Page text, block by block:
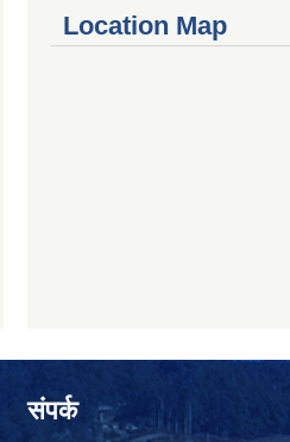
Location Map
संपर्क